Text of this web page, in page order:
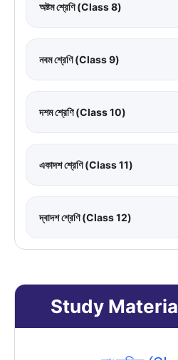
অষ্টম শ্রেণি (Class 8)
নবম শ্রেণি (Class 9)
দশম শ্রেণি (Class 10)
একাদশ শ্রেণি (Class 11)
দ্বাদশ শ্রেণি (Class 12)
Study